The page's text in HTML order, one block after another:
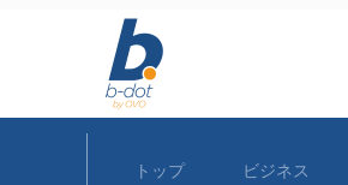
トップ ビジネス